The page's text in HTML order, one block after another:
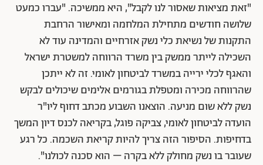
"זאת מציאות שאסור לנו לקבל", היא ממשיכה. "עברו כמעט
שלושה חודשים מתחילת המלחמה ומאישור הרחבת
התקנות של נשיאת כלי נשק אזרחיים והמדינה עוד לא
השכילה לייתר ממשק בין משרד הרווחה למשטרת ישראל
והאגף לכלי ירייה במשרד לביטחון לאומי. זה לא ייתכן
שהרווחה מכירה ומטפלת בגורמים אלימים שיכולים לבקש
נשק ללא שום מניעה. הוצאנו השבוע מכתב דחוף ליו"ר
הועדה לביטחון לאומי, צביקה פוגל, בקריאה לכנס דיון המשך
בדחיפות. הסיפור הזה צריך להיות קריאת השכמה. כל רגע
שעובר בו נשק מחולק ללא בקרה – הוא סכנה לכולנו".